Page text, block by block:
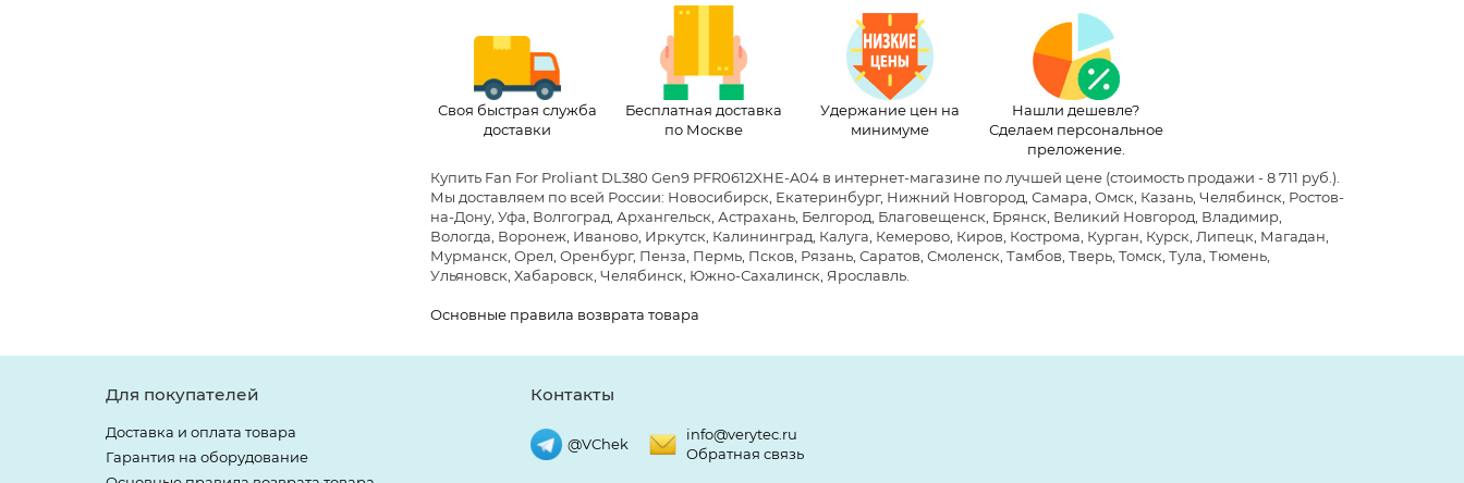
Своя быстрая служба
доставки
Бесплатная доставка
по Москве
Удержание цен на
минимуме
Нашли дешевле?
Сделаем персональное
преложение.
Купить Fan For Proliant DL380 Gen9 PFR0612XHE-A04 в интернет-магазине по лучшей цене(стоимость продажи - 8 711 руб.)
Мы доставляем по всей России: Новосибирск, Екатеринбург, Нижний Новгород, Самара, Омск, Казань, Челябинск, Ростов-
на-Дону, Уфа, Волгоград, Архангельск, Астрахань, Белгород, Благовещенск, Брянск, Великий Новгород, Владимир,
Вологда, Воронеж, Иваново, Иркутск, Калининград, Калуга, Кемерово, Киров, Кострома, Курган, Курск, Липецк, Магадан,
Мурманск, Орел, Оренбург, Пенза, Пермь, Псков, Рязань, Саратов, Смоленск, Тамбов, Тверь, Томск, Тула, Тюмень,
Ульяновск, Хабаровск, Челябинск, Южно-Сахалинск, Ярославль.
Основные правила возврата товара
Для покупателей
Доставка и оплата товара
Гарантия на оборудование
Контакты
@VChek
info@verytec.ru
Обратная связь